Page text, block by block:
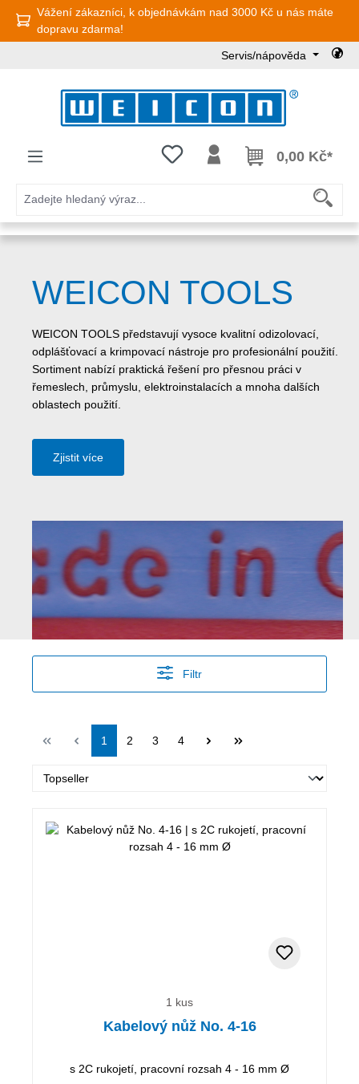
Přejít na hlavní obsah
Vážení zákazníci, k objednávkám nad 3000 Kč u nás máte
dopravu zdarma!
Servis/nápověda
Máte 0 položky v seznamu přání
0,00 Kč*
WEICON TOOLS
WEICON TOOLS představují vysoce kvalitní odizolovací,
odplášťovací a krimpovací nástroje pro profesionální použití.
Sortiment nabízí praktická řešení pro přesnou práci v
řemeslech, průmyslu, elektroinstalacích a mnoha dalších
oblastech použití.
Zjistit více
Filtr
Strana
1 Strana
2 Strana
3 Strana
4
1 kus
Kabelový nůž No. 4-16
s 2C rukojetí, pracovní rozsah 4 - 16 mm Ø